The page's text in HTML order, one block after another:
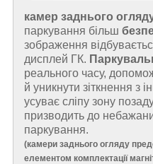
камер заднього
паркування більш
зображення
дисплей ГК.
реального часу,
й уникнути зіткнення з
усуває сліпу зону
призводить до
паркування.
(камери заднього огляду
елементом комплектації